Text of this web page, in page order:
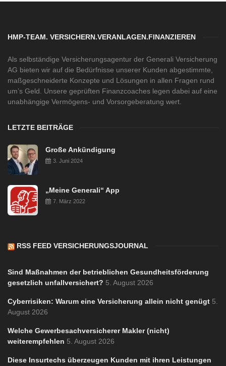
HMP-TEAM. VERSICHERN.VERANLAGEN.FINANZIEREN
Als selbständige Versicherungsagentur der Generali Versicherung
AG bieten wir auf die Bedürfnisse unserer Kunden abgestimmte,
maßgeschneiderte Konzepte und Lösungen in allen Fragen rund
um’s Geld. Unsere geprüften Finanzcoaches legen dabei auf eine
unabhängige Vermögens- und Vorsorgeberatung wert.
LETZTE BEITRÄGE
Große Ankündigung
3. Juni 2024
„Meine Generali“ App
7. März 2022
RSS FEED VERSICHERUNGSJOURNAL
Sind Maßnahmen der betrieblichen Gesundheitsförderung
gesetzlich unfallversichert? 5. August 2026
Cyberrisiken: Warum eine Versicherung allein nicht genügt 5.
August 2026
Welche Gewerbesachversicherer Makler (nicht)
weiterempfehlen 5. August 2026
Diese Insurtechs überzeugen Kunden mit ihren Leistungen